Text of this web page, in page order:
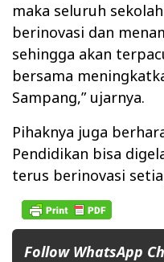
maka seluruh
berinovasi dan
sehingga akan
bersama
Sampang,” ujarnya.
Pihaknya juga
Pendidikan bisa
terus berinovasi
Follow WhatsApp